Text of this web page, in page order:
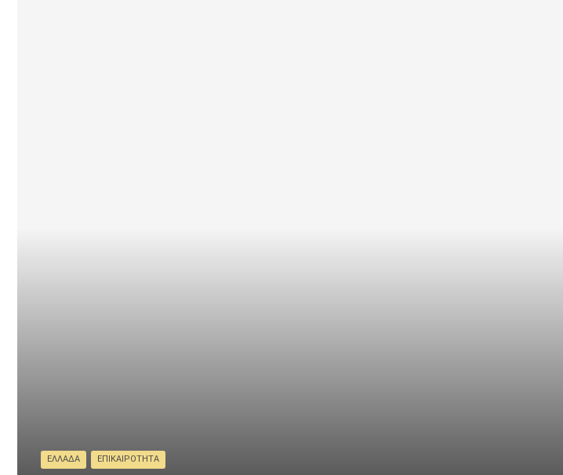
ΕΛΛΆΔΑ ΕΠΙΚΑΙΡΌΤΗΤΑ